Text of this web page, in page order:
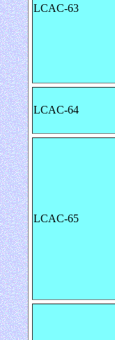
LCAC-63
LCAC-64
LCAC-65